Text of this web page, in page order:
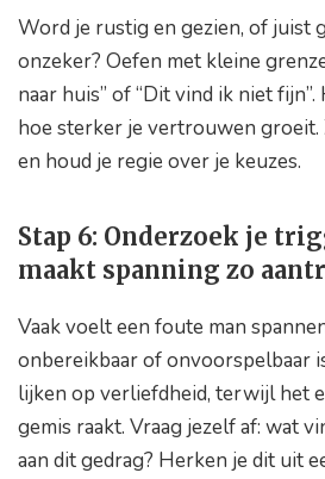
Word je rustig en gezien, of juist
onzeker? Oefen met kleine
naar huis” of “Dit vind ik niet
hoe sterker je vertrouwen groeit.
en houd je regie over je keuzes.
Stap 6: Onderzoek je
maakt spanning zo
Vaak voelt een foute man
onbereikbaar of onvoorspelbaar
lijken op verliefdheid, terwijl het
gemis raakt. Vraag jezelf af: wat
aan dit gedrag? Herken je dit uit